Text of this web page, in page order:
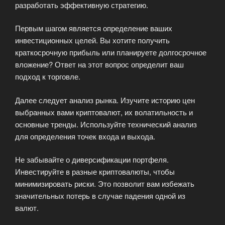
разработать эффективную стратегию.
Первым шагом является определение ваших
инвестиционных целей. Вы хотите получить
краткосрочную прибыль или планируете долгосрочное
вложение? Ответ на этот вопрос определит ваш
подход к торговле.
Далее следует анализ рынка. Изучите историю цен
выбранных вами криптовалют, их волатильность и
основные тренды. Используйте технический анализ
для определения точек входа и выхода.
Не забывайте о диверсификации портфеля.
Инвестируйте в разные криптовалюты, чтобы
минимизировать риски. Это позволит вам избежать
значительных потерь в случае падения одной из
валют.